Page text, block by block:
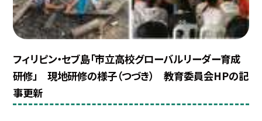
フィリピン・セブ島「市立高校グローバルリーダー育成
研修」 現地研修の様子（つづき） 教育委員会HPの記
事更新